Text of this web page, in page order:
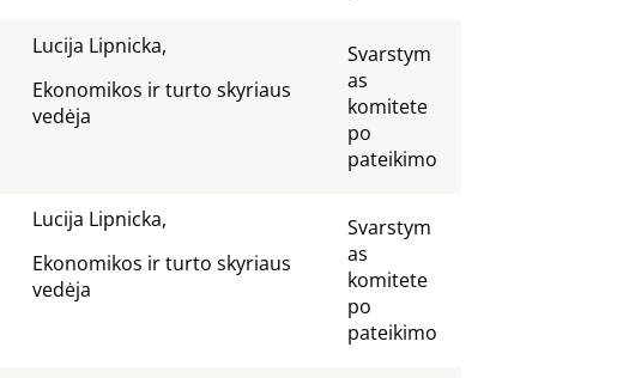
Lucija Lipnicka,
Ekonomikos ir turto skyriaus
vedėja
Svarstym
as
komitete
po
pateikimo
Lucija Lipnicka,
Ekonomikos ir turto skyriaus
vedėja
Svarstym
as
komitete
po
pateikimo